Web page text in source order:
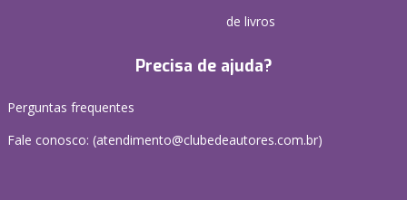
de livros
Precisa de ajuda?
Perguntas frequentes
Fale conosco: (atendimento@clubedeautores.com.br)